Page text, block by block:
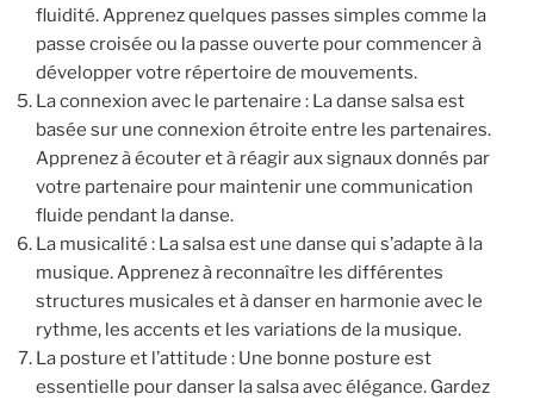
fluidité. Apprenez quelques passes simples comme la
passe croisée ou la passe ouverte pour commencer à
développer votre répertoire de mouvements.
La connexion avec le partenaire : La danse salsa est
basée sur une connexion étroite entre les partenaires.
Apprenez à écouter et à réagir aux signaux donnés par
votre partenaire pour maintenir une communication
fluide pendant la danse.
La musicalité : La salsa est une danse qui s’adapte à la
musique. Apprenez à reconnaître les différentes
structures musicales et à danser en harmonie avec le
rythme, les accents et les variations de la musique.
La posture et l’attitude : Une bonne posture est
essentielle pour danser la salsa avec élégance. Gardez